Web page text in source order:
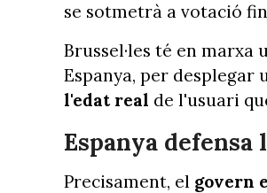
se sotmetrà a votació
Brussel·les té en
Espanya, per desplegar
l'edat real de l'usuari
Espanya
Precisament, el govern